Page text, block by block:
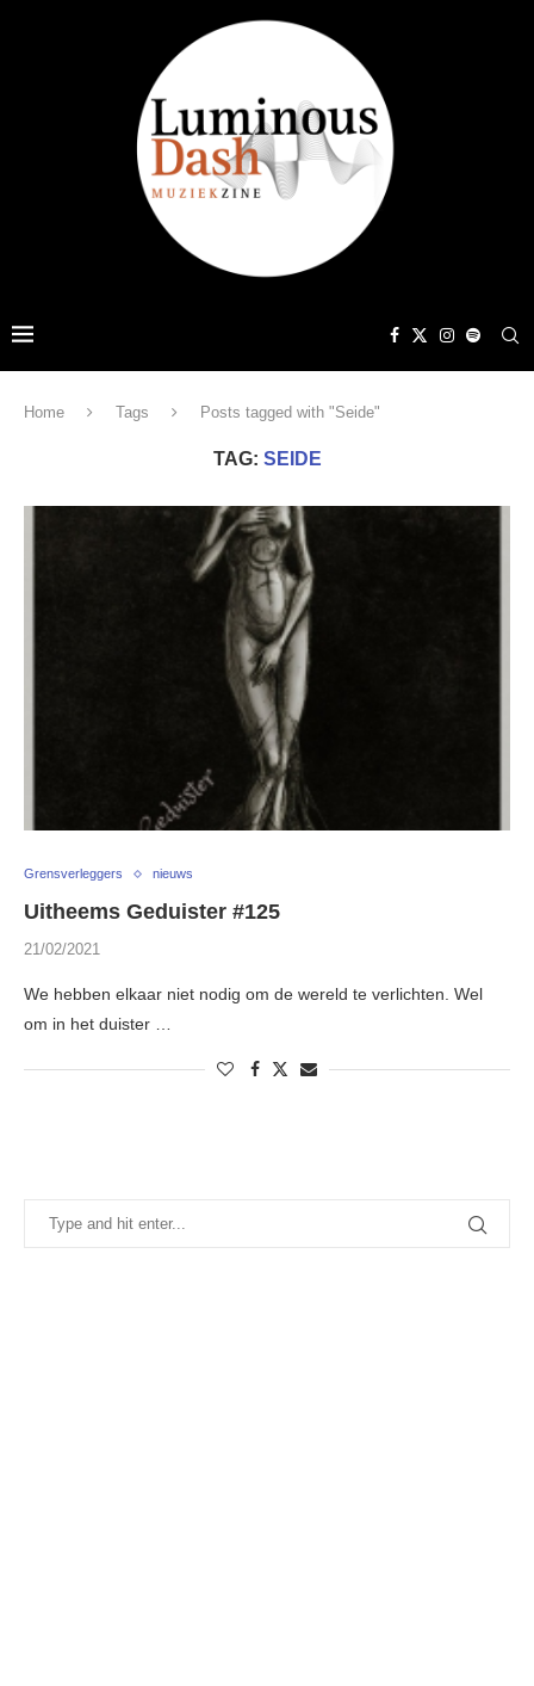
Home Tags Posts tagged with "Seide"
TAG: SEIDE
Grensverleggers nieuws
Uitheems Geduister #125
21/02/2021
We hebben elkaar niet nodig om de wereld te verlichten. Wel
om in het duister …